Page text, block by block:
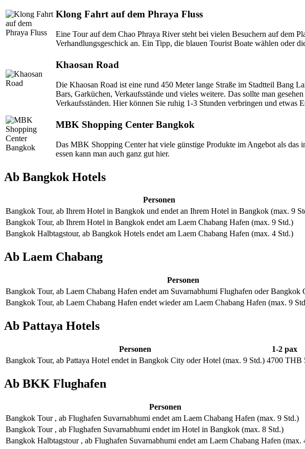
Klong Fahrt auf dem Phraya Fluss
Eine Tour auf dem Chao Phraya River steht bei vielen Besuchern auf dem
Verhandlungsgeschick an. Ein Tipp, die blauen Tourist Boate wählen oder
Khaosan Road
Die Khaosan Road ist eine rund 450 Meter lange Straße im Stadtteil Bang
Bars, Garküchen, Verkaufsstände und vieles weitere. Das sollte man
Verkaufsständen. Hier können Sie ruhig 1-3 Stunden verbringen und etwas
MBK Shopping Center Bangkok
Das MBK Shopping Center hat viele günstige Produkte im Angebot als das
essen kann man auch ganz gut hier.
Ab Bangkok Hotels
Personen
Bangkok Tour, ab Ihrem Hotel in Bangkok und endet an Ihrem Hotel in Bangkok (max. 9
Bangkok Tour, ab Ihrem Hotel in Bangkok endet am Laem Chabang Hafen (max. 9 Std.)
Bangkok Halbtagstour, ab Bangkok Hotels endet am Laem Chabang Hafen (max. 4 Std.)
Ab Laem Chabang
Personen
Bangkok Tour, ab Laem Chabang Hafen endet am Suvarnabhumi Flughafen oder Bangkok
Bangkok Tour, ab Laem Chabang Hafen endet wieder am Laem Chabang Hafen (max. 9
Ab Pattaya Hotels
Personen 1-2 pax
Bangkok Tour, ab Pattaya Hotel endet in Bangkok City oder Hotel (max. 9 Std.) 4700 THB
Ab BKK Flughafen
Personen
Bangkok Tour , ab Flughafen Suvarnabhumi endet am Laem Chabang Hafen (max. 9 Std.)
Bangkok Tour , ab Flughafen Suvarnabhumi endet im Hotel in Bangkok (max. 8 Std.)
Bangkok Halbtagstour , ab Flughafen Suvarnabhumi endet am Laem Chabang Hafen (max.